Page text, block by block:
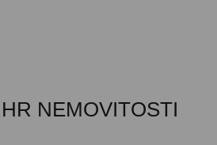
NEMOVITOSTI